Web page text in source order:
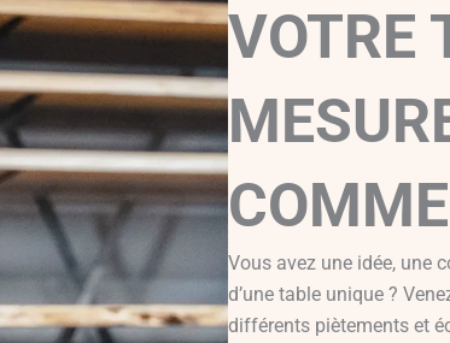
VOTRE
Vous avez une idée, une
d’une table unique ?
différents piètements et